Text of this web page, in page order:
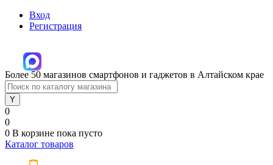
Вход
Регистрация
Более 50 магазинов смартфонов и гаджетов в Алтайском крае
0
0
0 В корзине пока пусто
Каталог товаров